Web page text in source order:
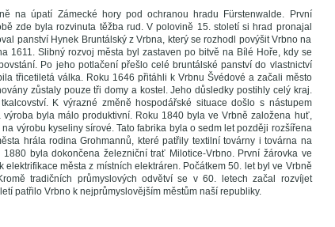
na úpatí Zámecké hory pod ochranou hradu Fürstenwalde. První
zde byla rozvinuta těžba rud. V polovině 15. století si hrad pronajal
panství Hynek Bruntálský z Vrbna, který se rozhodl povýšit Vrbno na
1611. Slibný rozvoj města byl zastaven po bitvě na Bílé Hoře, kdy se
Po jeho potlačení přešlo celé bruntálské panství do vlastnictví
třicetiletá válka. Roku 1646 přitáhli k Vrbnu Švédové a začali město
zůstaly pouze tři domy a kostel. Jeho důsledky postihly celý kraj.
K výrazné změně hospodářské situace došlo s nástupem
výroba byla málo produktivní. Roku 1840 byla ve Vrbně založena huť,
výrobu kyseliny sírové. Tato fabrika byla o sedm let později rozšířena
hrála rodina Grohmannů, které patřily textilní továrny i továrna na
byla dokončena železniční trať Milotice-Vrbno. První žárovka ve
města z místních elektráren. Počátkem 50. let byl ve Vrbně
tradičních průmyslových odvětví se v 60. letech začal rozvíjet
patřilo Vrbno k nejprůmyslovějším městům naší republiky.